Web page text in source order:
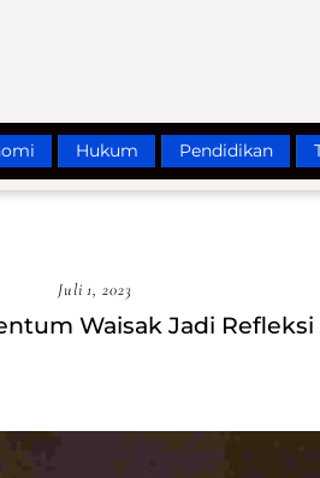
Hukum Pendidikan
Juli 1, 2023
Waisak Jadi